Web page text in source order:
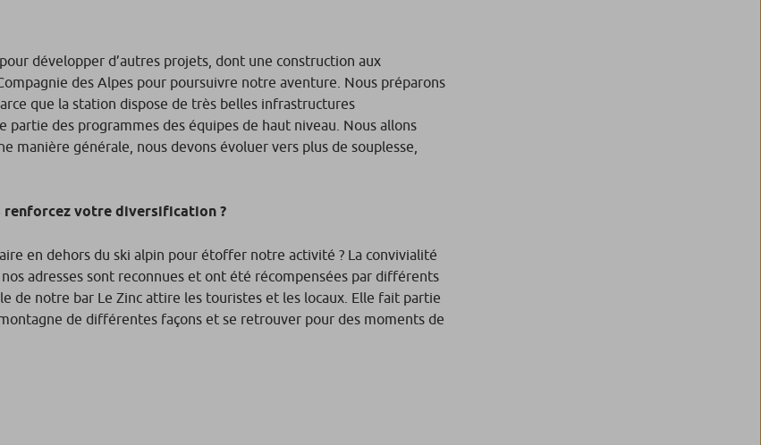
l’avenir ?
développer d’autres projets, dont une construction aux
des Alpes pour poursuivre notre aventure. Nous préparons
que la station dispose de très belles infrastructures
des programmes des équipes de haut niveau. Nous allons
manière générale, nous devons évoluer vers plus de souplesse,
renforcez votre diversification ?
en dehors du ski alpin pour étoffer notre activité ? La convivialité
adresses sont reconnues et ont été récompensées par différents
de notre bar Le Zinc attire les touristes et les locaux. Elle fait partie
de différentes façons et se retrouver pour des moments de